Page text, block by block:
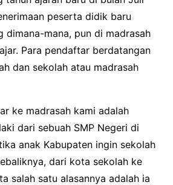
peserta didik baru
dimana-mana, pun di madrasah
Para pendaftar berdatangan
dan sekolah atau madrasah
ke madrasah kami adalah
dari sebuah SMP Negeri di
anak Kabupaten ingin sekolah
dari kota sekolah ke
salah satu alasannya adalah ia